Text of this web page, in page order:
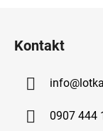
Kontakt
info@
0907 444